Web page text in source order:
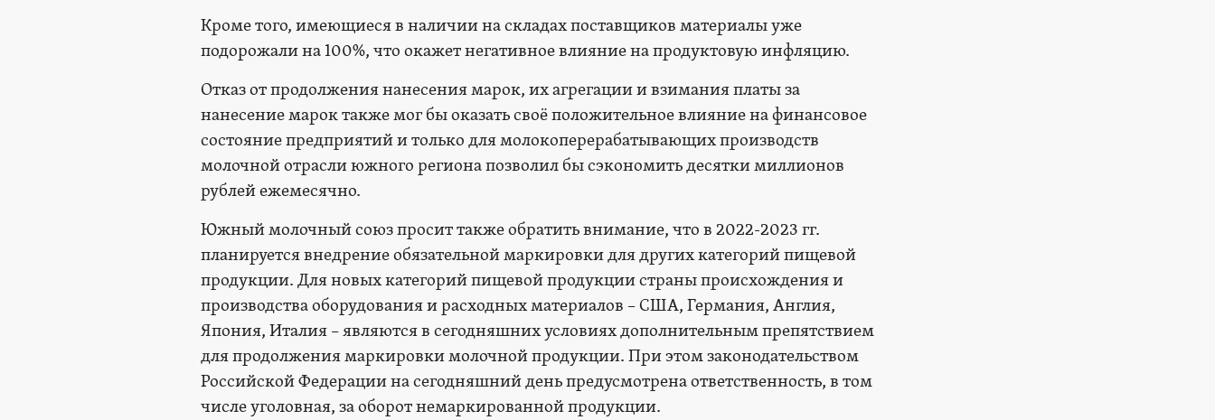
Кроме того, имеющиеся в наличии на складах поставщиков материалы уже
подорожали на 100%, что окажет негативное влияние на продуктовую инфляцию.
Отказ от продолжения нанесения марок, их агрегации и взимания платы за
нанесение марок также мог бы оказать своё положительное влияние на финансовое
состояние предприятий и только для молокоперерабатывающих производств
молочной отрасли южного региона позволил бы сэкономить десятки миллионов
рублей ежемесячно.
Южный молочный союз просит также обратить внимание, что в 2022-2023 гг.
планируется внедрение обязательной маркировки для других категорий пищевой
продукции. Для новых категорий пищевой продукции страны происхождения и
производства оборудования и расходных материалов – США, Германия, Англия,
Япония, Италия – являются в сегодняшних условиях дополнительным препятствием
для продолжения маркировки молочной продукции. При этом законодательством
Российской Федерации на сегодняшний день предусмотрена ответственность, в том
числе уголовная, за оборот немаркированной продукции.